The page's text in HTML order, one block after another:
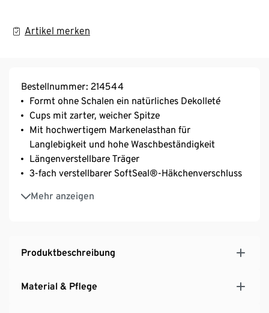
Artikel merken
Bestellnummer: 214544
Formt ohne Schalen ein natürliches Dekolleté
Cups mit zarter, weicher Spitze
Mit hochwertigem Markenelasthan für
Langlebigkeit und hohe Waschbeständigkeit
Längenverstellbare Träger
3-fach verstellbarer SoftSeal®-Häkchenverschluss
Mehr anzeigen
Optimale Passform: Verschlussbreite proportional
an Cup-Größe angepasst
Produktbeschreibung
Material & Pflege